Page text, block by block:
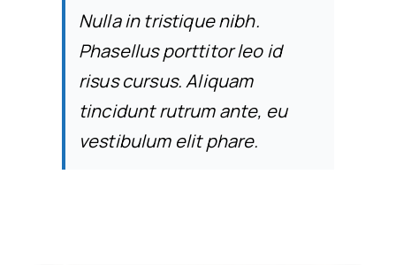
Nulla in tristique nibh.
Phasellus porttitor leo id
risus cursus. Aliquam
tincidunt rutrum ante, eu
vestibulum elit phare.